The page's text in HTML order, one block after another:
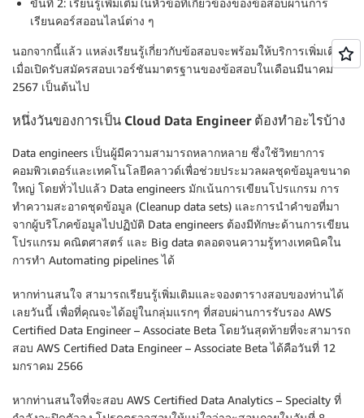
ขั้นที่ 2: เรียนรู้เพิ่มเติมในหัวข้อที่เกี่ยวข้องของข้อสอบผ่านการ
เรียนคอร์สออนไลน์ต่าง ๆ
นอกจากนี้แล้ว แหล่งเรียนรู้เกี่ยวกับข้อสอบจะพร้อมให้บริการเพิ่มเติม
เมื่อเปิดรับสมัครสอบเวอร์ชันมาตรฐานของข้อสอบในเดือนมีนาคม
2567 เป็นต้นไป
หนึ่งวันของการเป็น Cloud Data Engineer ต้องทำอะไรบ้าง
Data engineers เป็นผู้มีความสามารถหลากหลาย ซึ่งใช้วิทยาการ
คอมพิวเตอร์และเทคโนโลยีคลาวด์เพื่อช่วยประมวลผลชุดข้อมูลขนาด
ใหญ่ โดยทั่วไปแล้ว Data engineers มักเน้นการเขียนโปรแกรม การ
ทําความสะอาดชุดข้อมูล (Cleanup data sets) และการนําคําขอที่มา
จากผู้บริโภคข้อมูลไปปฏิบัติ Data engineers ต้องมีทักษะด้านการเขียน
โปรแกรม คณิตศาสตร์ และ Big data ตลอดจนความรู้ทางเทคนิคใน
การทำ Automating pipelines ได้
หากท่านสนใจ สามารถเรียนรู้เพิ่มเติมและจองตารางสอบของท่านได้
เลยวันนี้ เพื่อที่คุณจะได้อยู่ในกลุ่มแรกๆ ที่สอบผ่านการรับรอง AWS
Certified Data Engineer – Associate Beta โดยวันสุดท้ายที่จะสามารถ
สอบ AWS Certified Data Engineer – Associate Beta ได้คือวันที่ 12
มกราคม 2566
หากท่านสนใจที่จะสอบ AWS Certified Data Analytics – Specialty ที่